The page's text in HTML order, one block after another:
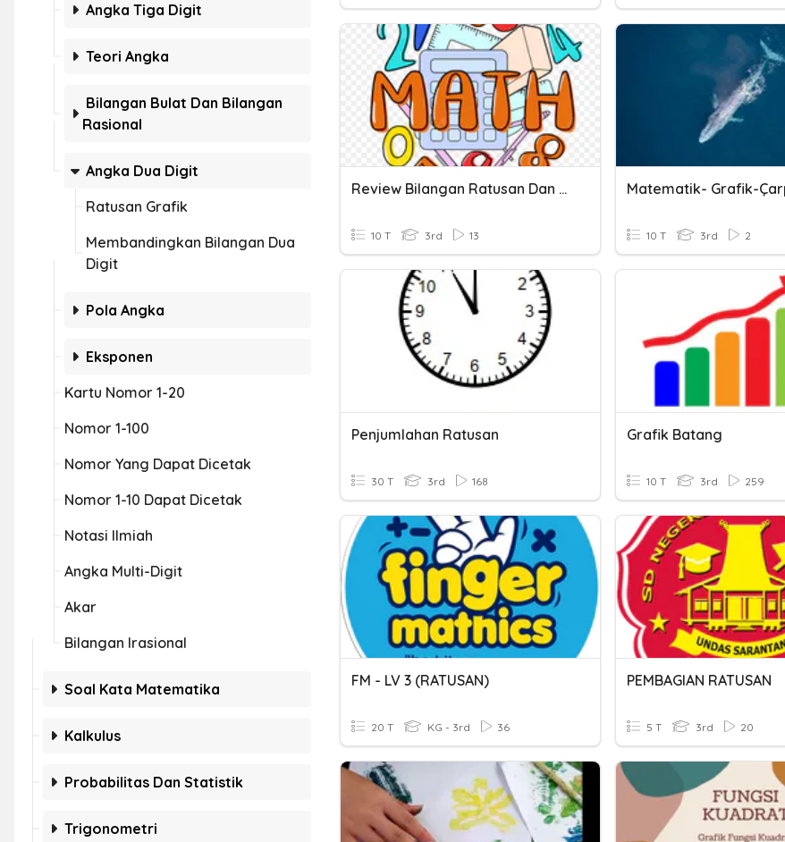
Angka Tiga Digit
Teori Angka
Bilangan Bulat Dan Bilangan
Rasional
Angka Dua Digit
Ratusan Grafik
Membandingkan Bilangan Dua
Digit
Pola Angka
Eksponen
Kartu Nomor 1-20
Nomor 1-100
Nomor Yang Dapat Dicetak
Nomor 1-10 Dapat Dicetak
Notasi Ilmiah
Angka Multi-Digit
Akar
Bilangan Irasional
Soal Kata Matematika
Kalkulus
Probabilitas Dan Statistik
Trigonometri
Review Bilangan Ratusan Dan Ribuan
10 T 3rd 13
Matematik- Grafik-
10 T 3rd 2
Penjumlahan Ratusan
30 T 3rd 168
Grafik Batang
10 T 3rd 259
FM - LV 3 (RATUSAN)
20 T KG - 3rd 36
PEMBAGIAN RATUSAN
5 T 3rd 20